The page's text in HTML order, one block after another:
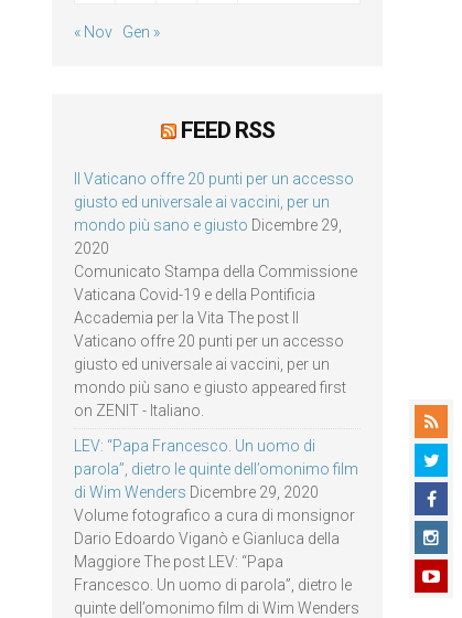
« Nov Gen »
FEED RSS
Il Vaticano offre 20 punti per un accesso
giusto ed universale ai vaccini, per un
mondo più sano e giusto Dicembre 29,
2020
Comunicato Stampa della Commissione
Vaticana Covid-19 e della Pontificia
Accademia per la Vita The post Il
Vaticano offre 20 punti per un accesso
giusto ed universale ai vaccini, per un
mondo più sano e giusto appeared first
on ZENIT - Italiano.
LEV: “Papa Francesco. Un uomo di
parola”, dietro le quinte dell’omonimo film
di Wim Wenders Dicembre 29, 2020
Volume fotografico a cura di monsignor
Dario Edoardo Viganò e Gianluca della
Maggiore The post LEV: “Papa
Francesco. Un uomo di parola”, dietro le
quinte dell’omonimo film di Wim Wenders